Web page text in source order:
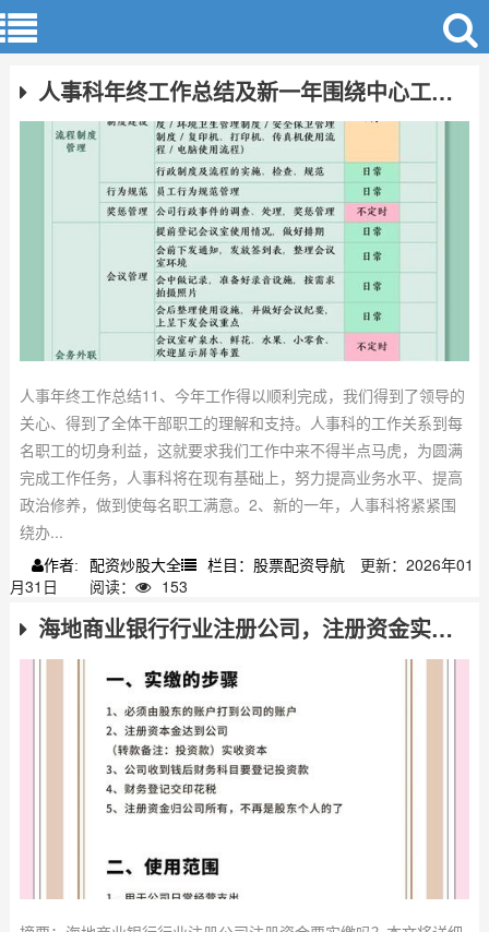
人事科年终工作总结及新一年围绕中心工作的计划安排
人事年终工作总结11、今年工作得以顺利完成，我们得到了领导的
关心、得到了全体干部职工的理解和支持。人事科的工作关系到每
名职工的切身利益，这就要求我们工作中来不得半点马虎，为圆满
完成工作任务，人事科将在现有基础上，努力提高业务水平、提高
政治修养，做到使每名职工满意。2、新的一年，人事科将紧紧围
绕办...
作者: 配资炒股大全 栏目：股票配资导航
更新：2026年01
月31日
阅读： 153
海地商业银行行业注册公司，注册资金实缴要求全解析